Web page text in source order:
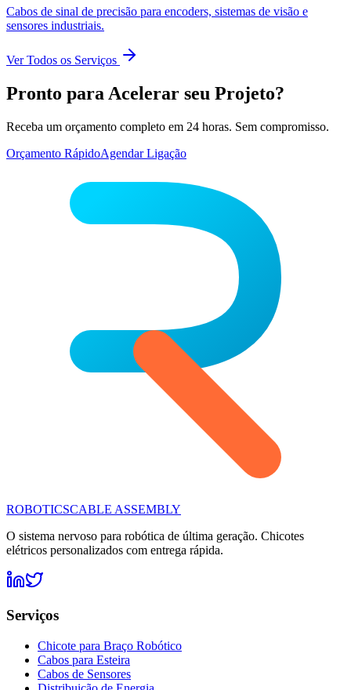
Cabos de sinal de precisão para encoders, sistemas de visão e
sensores industriais.
Ver Todos os Serviços
Pronto para Acelerar seu Projeto?
Receba um orçamento completo em 24 horas. Sem compromisso.
Orçamento RápidoAgendar Ligação
ROBOTICSCABLE ASSEMBLY
O sistema nervoso para robótica de última geração. Chicotes
elétricos personalizados com entrega rápida.
Serviços
Chicote para Braço Robótico
Cabos para Esteira
Cabos de Sensores